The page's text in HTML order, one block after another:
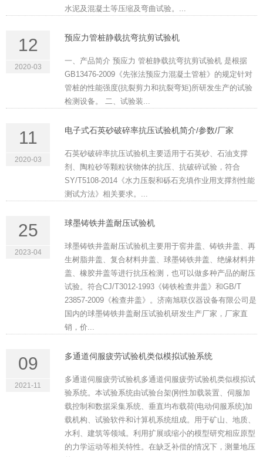
水泥及混凝土等压缩及弯曲试验。...
12
2020-03
预应力管桩静载抗弯抗剪试验机
一、产品简介 预应力 管桩静载抗弯抗剪试验机 是根据
GB13476-2009《先张法预应力混凝土管桩》的规定针对
管桩的性能强度(抗裂剪力和抗裂弯矩)所研发生产的试验
检测设备。 二、试验装...
11
2020-03
电子式石英砂破碎率抗压试验机简介/参数/厂家
石英砂破碎率抗压试验机主要适用于石英砂、石油支撑
剂、陶粒砂等颗粒状物体的抗压、抗破碎试验，符合
SY/T5108-2014《水力压裂和砾石充填作业用支撑剂性能
测试方法》相关要求。...
25
2023-04
球墨铸铁井盖耐压试验机
球墨铸铁井盖耐压试验机主要用于窖井盖、铸铁井盖、再
生树脂井盖、复合材料井盖、球墨铸铁井盖、绝缘材料井
盖、橡胶井盖等进行抗压检测，也可以做多种产品的耐压
试验。符合CJ/T3012-1993《铸铁检查井盖》和GB/T
23857-2009《检查井盖》。济南旭联仪器设备有限公司是
国内的球墨铸铁井盖耐压试验机研发生产厂家，厂家直
销，价...
09
2021-11
多通道伺服疲劳试验机类似模拟试验系统
多通道伺服疲劳试验机多通道伺服疲劳试验机类似模拟试
验系统。本试验系统由试验台架(刚性加载装置、伺服加
载控制和数据采集系统、垂直均布载荷(电动伺服系统)加
载机构、试验软件和计算机系统组成。用于矿山、地质、
水利、建筑等领域。利用扩展或缩小的模型研究相应原型
的力学运动等相关特性。在缺乏补偿的情况下，测量地压